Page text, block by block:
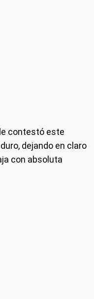
le contestó este
dejando en claro
con absoluta